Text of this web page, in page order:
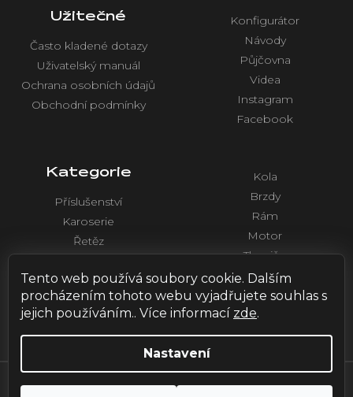
Tento web používá soubory cookie. Dalším
procházením tohoto webu vyjadřujete souhlas s
jejich používáním.. Více informací zde.
Nastavení
Užitečné
Často kladené dotazy
Uživatelský manuál
Ochrana osobních údajů
Obchodní podmínky
Konfigurátor
Návody
Půjčovna
Videa
Instagram
Facebook
Kategorie
Příslušenství
Karoserie
Řetěz
Elektronika
Kola
Brzdy
Rám
Motor
Tlumiče
Řídítka a ovládaní
Vytvořil Shoptet